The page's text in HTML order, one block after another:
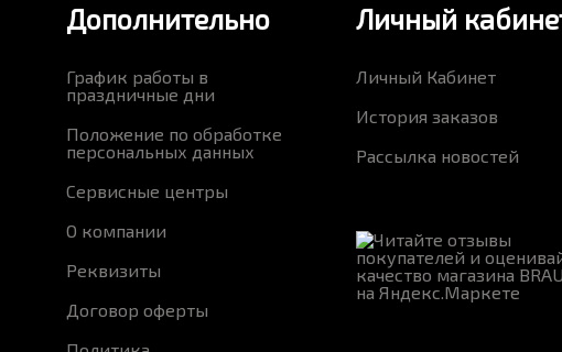
Дополнительно
График работы в
праздничные дни
Положение по обработке
персональных данных
Сервисные центры
О компании
Реквизиты
Договор оферты
Личный
Личный Кабинет
История заказов
Рассылка новостей